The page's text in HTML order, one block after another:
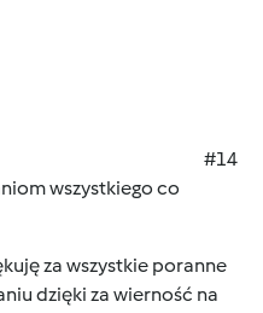
#14
wszystkiego co
za wszystkie poranne
dzięki za wierność na